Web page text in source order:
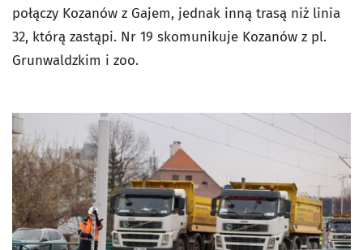
połączy Kozanów z Gajem, jednak inną trasą niż linia
32, którą zastąpi. Nr 19 skomunikuje Kozanów z pl.
Grunwaldzkim i zoo.